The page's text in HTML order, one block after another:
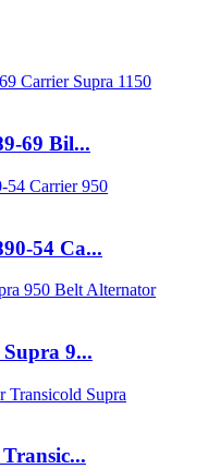
69 Bil...
54 Ca...
9...